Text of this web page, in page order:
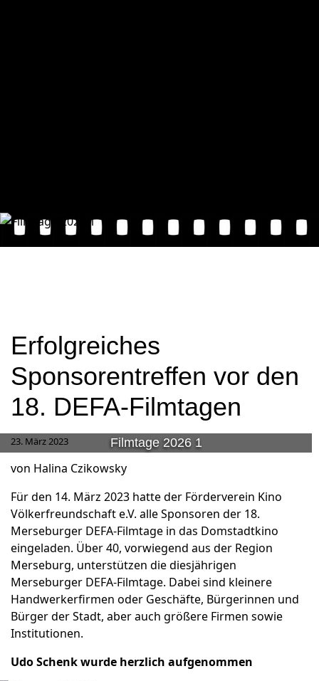
Filmtage 2026 1
Erfolgreiches
Sponsorentreffen vor den
18. DEFA-Filmtagen
23. März 2023
von Halina Czikowsky
Für den 14. März 2023 hatte der Förderverein Kino
Völkerfreundschaft e.V. alle Sponsoren der 18.
Merseburger DEFA-Filmtage in das Domstadtkino
eingeladen. Über 40, vorwiegend aus der Region
Merseburg, unterstützen die diesjährigen
Merseburger DEFA-Filmtage. Dabei sind kleinere
Handwerkerfirmen oder Geschäfte, Bürgerinnen und
Bürger der Stadt, aber auch größere Firmen sowie
Institutionen.
Udo Schenk wurde herzlich aufgenommen